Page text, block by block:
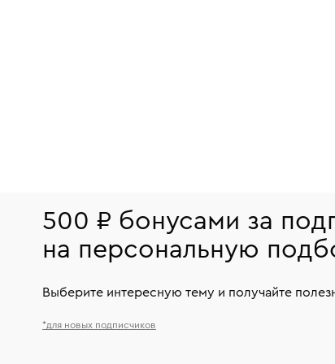
500 ₽ бонусами за
на персональную
Выберите интересную тему и получайте
*для новых подписчиков